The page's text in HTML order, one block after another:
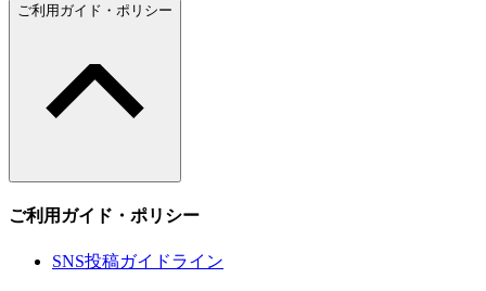
ご利用ガイド・ポリシー
ご利用ガイド・ポリシー
SNS投稿ガイドライン